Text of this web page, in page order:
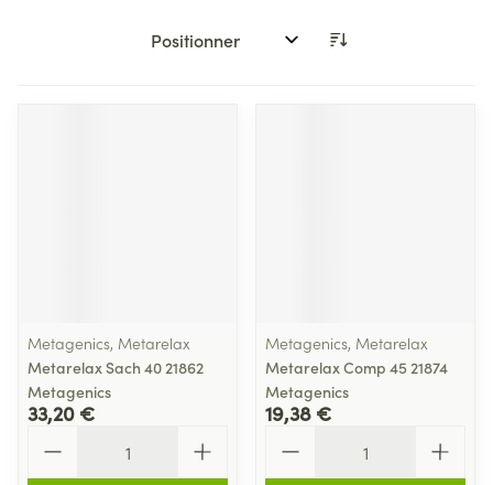
Trier par:
Metagenics, Metarelax
Metarelax Sach 40 21862
Metagenics
33,20 €
Metagenics, Metarelax
Metarelax Comp 45 21874
Metagenics
19,38 €